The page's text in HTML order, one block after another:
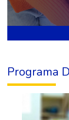
Programa